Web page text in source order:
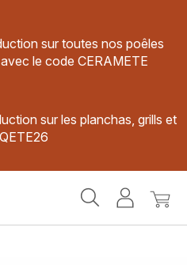
sur toutes nos poêles
le code CERAMETE
sur les planchas, grills et
MonMon